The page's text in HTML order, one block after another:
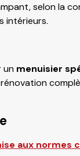
selon la
intérieurs.
un menuisier
aux normes